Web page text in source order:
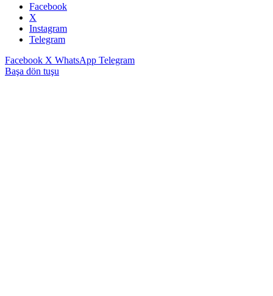
Facebook
X
Instagram
Telegram
Facebook X WhatsApp Telegram
Başa dön tuşu